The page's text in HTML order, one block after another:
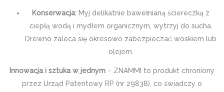
Konserwacja: Myj delikatnie bawełnianą ściereczką z
ciepłą wodą i mydłem organicznym, wytrzyj do sucha.
Drewno zaleca się okresowo zabezpieczać woskiem lub
olejem.
Innowacja i sztuka w jednym– ZNAMMI to produkt chroniony
przez Urząd Patentowy RP (nr 29838), co świadczy o